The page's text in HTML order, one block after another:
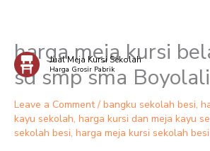
Skip
content
Jual Meja Kursi Sekolah
Harga Grosir Pabrik
harga meja kursi
sd smp sma Boyolali
Leave a Comment / bangku sekolah besi,
kayu sekolah, harga kursi dan meja kayu
sekolah besi, harga meja kursi sekolah besi